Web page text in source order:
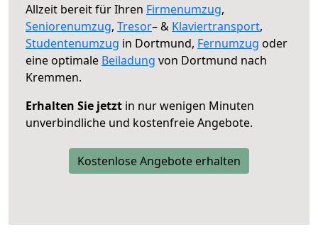
Allzeit bereit für Ihren Firmenumzug,
Seniorenumzug, Tresor– & Klaviertransport,
Studentenumzug in Dortmund, Fernumzug oder
eine optimale Beiladung von Dortmund nach
Kremmen.
Erhalten Sie jetzt in nur wenigen Minuten
unverbindliche und kostenfreie Angebote.
Kostenlose Angebote erhalten